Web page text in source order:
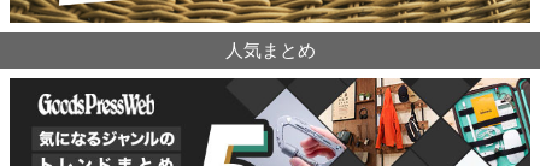
人気まとめ